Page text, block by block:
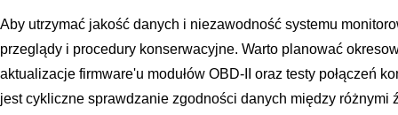
Aby utrzymać jakość danych i niezawodność systemu
przeglądy i procedury konserwacyjne. Warto planować
aktualizacje firmware'u modułów OBD-II oraz testy połączeń
jest cykliczne sprawdzanie zgodności danych między różnymi